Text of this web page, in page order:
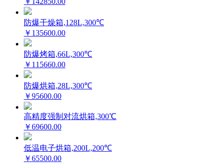
防爆干燥箱,128L,300℃
￥135600.00
防爆烤箱,66L,300℃
￥115660.00
防爆烘箱,28L,300℃
￥95600.00
高精度强制对流烘箱,300℃
￥69600.00
低温电子烘箱,200L,200℃
￥65500.00